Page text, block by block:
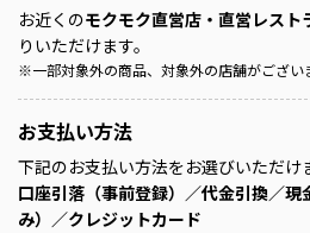
お近くのモクモク直営店・直営レスト
りいただけます。
※一部対象外の商品、対象外の店舗がござい
お支払い方法
下記のお支払い方法をお選びいただけ
口座引落（事前登録）／代金引換／現
み）／クレジットカード